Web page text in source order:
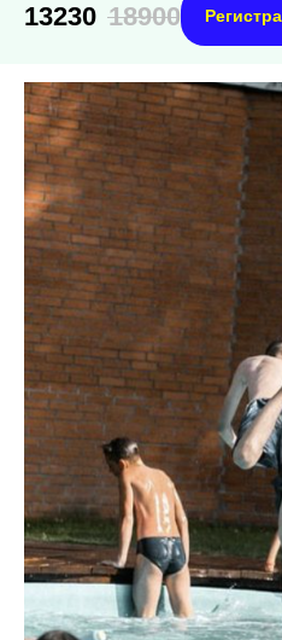
13230 18900